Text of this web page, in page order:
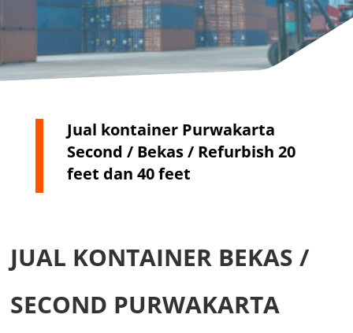
Jual kontainer Purwakarta
Second / Bekas / Refurbish 20
feet dan 40 feet
JUAL KONTAINER BEKAS /
SECOND PURWAKARTA